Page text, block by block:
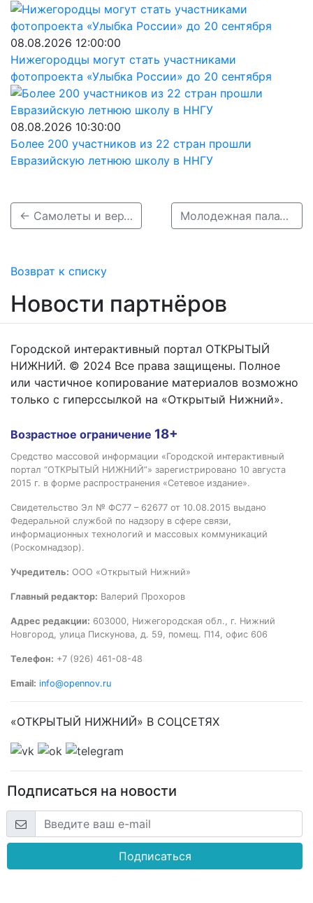
08.08.2026 12:00:00
Нижегородцы могут стать участниками
фотопроекта «Улыбка России» до 20 сентября
08.08.2026 10:30:00
Более 200 участников из 22 стран прошли
Евразийскую летнюю школу в ННГУ
← Самолеты и вертолеты пролетят над Нижним Новгородом 9 мая Молодежная палата Нижнего Новгорода приглашает нижегородцев на онлайн-фестиваль «Пока все дома!» →
Возврат к списку
Новости партнёров
Городской интерактивный портал ОТКРЫТЫЙ
НИЖНИЙ. © 2024 Все права защищены. Полное
или частичное копирование материалов возможно
только с гиперссылкой на «Открытый Нижний».
Возрастное ограничение 18+
Средство массовой информации «Городской интерактивный
портал “ОТКРЫТЫЙ НИЖНИЙ”» зарегистрировано 10 августа
2015 г. в форме распространения «Сетевое издание».
Свидетельство Эл № ФС77 – 62677 от 10.08.2015 выдано
Федеральной службой по надзору в сфере связи,
информационных технологий и массовых коммуникаций
(Роскомнадзор).
Учредитель: ООО «Открытый Нижний»
Главный редактор: Валерий Прохоров
Адрес редакции: 603000, Нижегородская обл., г. Нижний
Новгород, улица Пискунова, д. 59, помещ. П14, офис 606
Телефон: +7 (926) 461-08-48
Email: info@opennov.ru
«ОТКРЫТЫЙ НИЖНИЙ» В СОЦСЕТЯХ
Подписаться на новости
Подписаться